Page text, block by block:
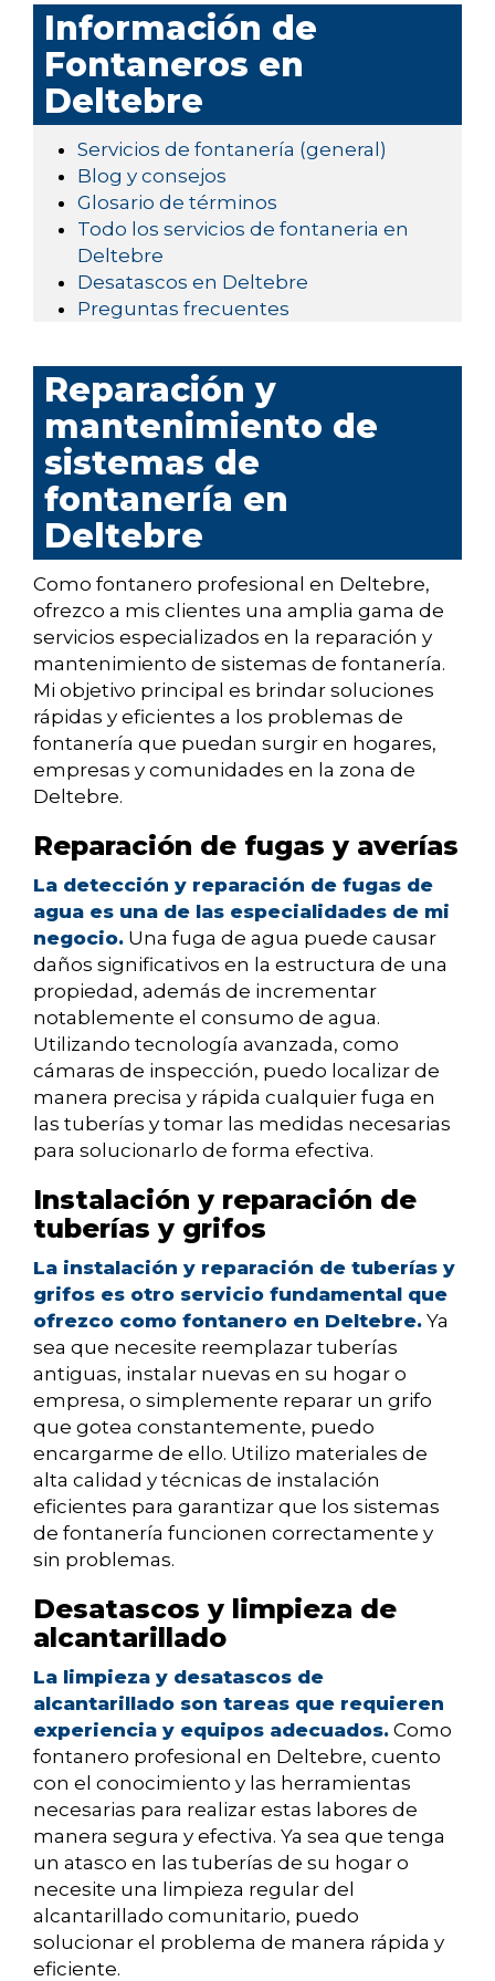
Información de
Fontaneros en
Deltebre
Servicios de fontanería (general)
Blog y consejos
Glosario de términos
Todo los servicios de fontaneria en
Deltebre
Desatascos en Deltebre
Preguntas frecuentes
Reparación y
mantenimiento de
sistemas de
fontanería en
Deltebre
Como fontanero profesional en Deltebre,
ofrezco a mis clientes una amplia gama de
servicios especializados en la reparación y
mantenimiento de sistemas de fontanería.
Mi objetivo principal es brindar soluciones
rápidas y eficientes a los problemas de
fontanería que puedan surgir en hogares,
empresas y comunidades en la zona de
Deltebre.
Reparación de fugas y averías
La detección y reparación de fugas de
agua es una de las especialidades de mi
negocio. Una fuga de agua puede causar
daños significativos en la estructura de una
propiedad, además de incrementar
notablemente el consumo de agua.
Utilizando tecnología avanzada, como
cámaras de inspección, puedo localizar de
manera precisa y rápida cualquier fuga en
las tuberías y tomar las medidas necesarias
para solucionarlo de forma efectiva.
Instalación y reparación de
tuberías y grifos
La instalación y reparación de tuberías y
grifos es otro servicio fundamental que
ofrezco como fontanero en Deltebre. Ya
sea que necesite reemplazar tuberías
antiguas, instalar nuevas en su hogar o
empresa, o simplemente reparar un grifo
que gotea constantemente, puedo
encargarme de ello. Utilizo materiales de
alta calidad y técnicas de instalación
eficientes para garantizar que los sistemas
de fontanería funcionen correctamente y
sin problemas.
Desatascos y limpieza de
alcantarillado
La limpieza y desatascos de
alcantarillado son tareas que requieren
experiencia y equipos adecuados. Como
fontanero profesional en Deltebre, cuento
con el conocimiento y las herramientas
necesarias para realizar estas labores de
manera segura y efectiva. Ya sea que tenga
un atasco en las tuberías de su hogar o
necesite una limpieza regular del
alcantarillado comunitario, puedo
solucionar el problema de manera rápida y
eficiente.